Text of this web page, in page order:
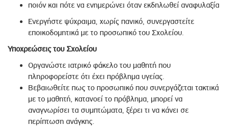
ποιόν και πότε να ενημερώνει όταν εκδηλωθεί αναφυλαξία
Ενεργήστε ψύχραιμα, χωρίς πανικό, συνεργαστείτε
εποικοδομητικά με το προσωπικό του Σχολείου.
Υποχρεώσεις του Σχολείου
Οργανώστε ιατρικό φάκελο του μαθητή που
πληροφορείστε ότι έχει πρόβλημα υγείας.
Βεβαιωθείτε πως το προσωπικό που συνεργάζεται τακτικά
με το μαθητή, κατανοεί το πρόβλημα, μπορεί να
αναγνωρίσει τα συμπτώματα, ξέρει τι να κάνει σε
περίπτωση ανάγκης.